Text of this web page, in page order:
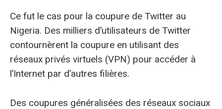
Ce fut le cas pour la coupure de Twitter au
Nigeria. Des milliers d’utilisateurs de Twitter
contournèrent la coupure en utilisant des
réseaux privés virtuels (VPN) pour accéder à
l’Internet par d’autres filières.
Des coupures généralisées des réseaux sociaux